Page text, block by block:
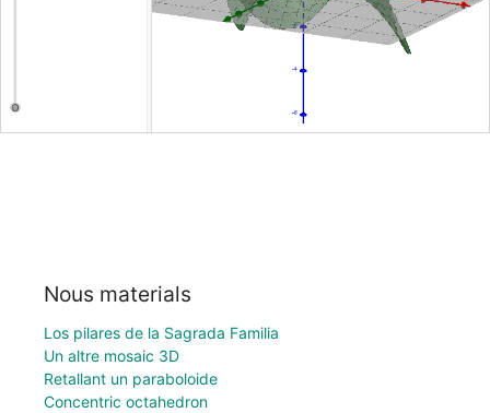
Nous materials
Los pilares de la Sagrada Familia
Un altre mosaic 3D
Retallant un paraboloide
Concentric octahedron